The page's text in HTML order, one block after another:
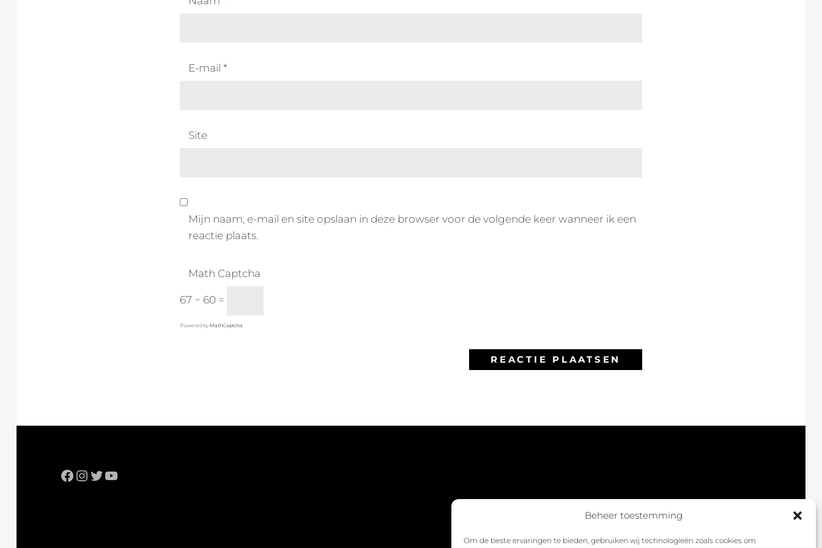
Beheer toestemming
Om de beste ervaringen te bieden, gebruiken wij technologieën zoals cookies om
E-mail *
Site
Mijn naam, e-mail en site opslaan in deze browser voor de volgende keer wanneer ik een
reactie plaats.
Math Captcha
67 − 60 =
Powered by MathCaptcha
Facebook
Instagram
Twitter
YouTube